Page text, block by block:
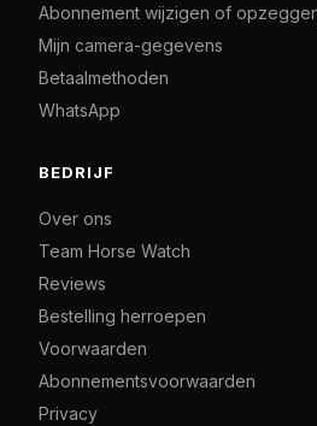
Abonnement wijzigen of
Mijn camera-gegevens
Betaalmethoden
WhatsApp
BEDRIJF
Over ons
Team Horse Watch
Reviews
Bestelling herroepen
Voorwaarden
Abonnementsvoorwaarden
Privacy